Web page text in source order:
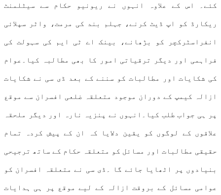
کئے۔ اس کے علاوہ انہوں نے ریونیو حکام سے سیٹلمنٹ
ریکارڈ کو اپ ڈیٹ کرنے، جہلم بند کی مرمت، واٹر سپلائی
انفراسٹرکچر کو بڑھانے، بینک اے ٹی ایم کی سہولت کی
فراہمی اور دیگر ترقیاتی امور کا بھی مطالبہ کیا۔عوام
کی شکایات اور مطالبات کو سننے کے بعد ڈی سی نے شکایات
ازالہ کیمپ کے دوران موجود متعلقہ ضلعی افسران سے موقع
پر ہی جواب طلب کیا۔انہوں نے پنزیہ نارہ اور دیگر ملحقہ
علاقوں کے لوگوں کو یقین دلایا کہ ان کے پیش کردہ تمام
حقیقی مطالبات اور مسائل کو متعلقہ حکام کے ساتھ ترجیحی
بنیادوں پر اٹھایا جائے گا ۔ڈی سی نے متعلقہ افسران کو
عوامی مسائل کے بروقت ازالہ کے لیے موقع پر ہی ہدایات